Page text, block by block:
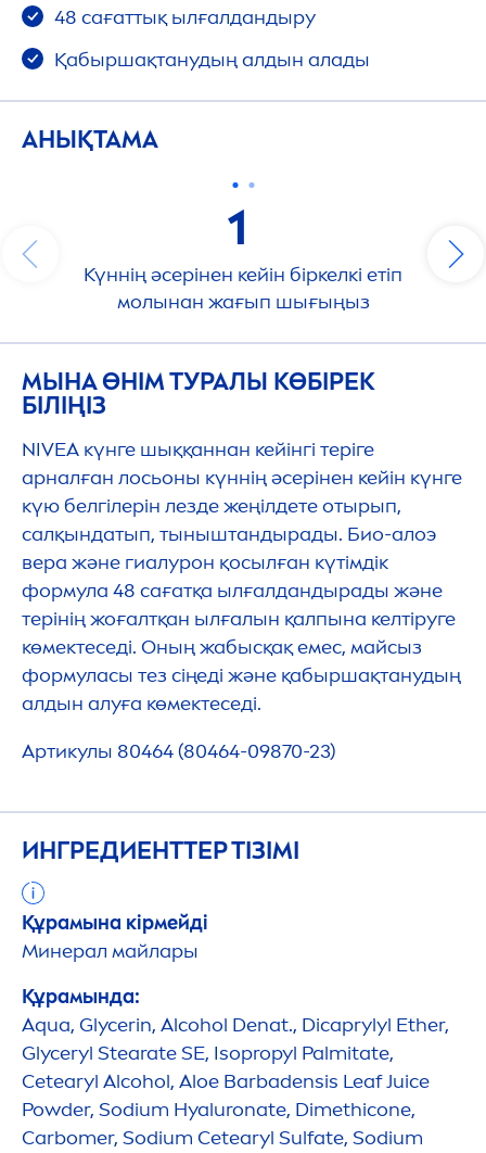
48 сағаттық ылғалдандыру
Қабыршақтанудың алдын алады
АНЫҚТАМА
1
Күннің әсерінен кейін біркелкі етіп
молынан жағып шығыңыз
МЫНА ӨНІМ ТУРАЛЫ КӨБІРЕК
БІЛІҢІЗ
NIVEA күнге шыққаннан кейінгі теріге
арналған лосьоны күннің әсерінен кейін күнге
күю белгілерін лезде жеңілдете отырып,
салқындатып, тыныштандырады. Био-алоэ
вера және гиалурон қосылған күтімдік
формула 48 сағатқа ылғалдандырады және
терінің жоғалтқан ылғалын қалпына келтіруге
көмектеседі. Оның жабысқақ емес, майсыз
формуласы тез сіңеді және қабыршақтанудың
алдын алуға көмектеседі.
Артикулы 80464 (80464-09870-23)
ИНГРЕДИЕНТТЕР ТІЗІМІ
Құрамына кірмейді
Минерал майлары
Құрамында:
Aqua, Glycerin, Alcohol Denat., Dicaprylyl Ether,
Glyceryl Stearate SE, Isopropyl Palmitate,
Cetearyl Alcohol, Aloe Barbadensis Leaf Juice
Powder, Sodium Hyaluronate, Dimethicone,
Carbomer, Sodium Cetearyl Sulfate, Sodium